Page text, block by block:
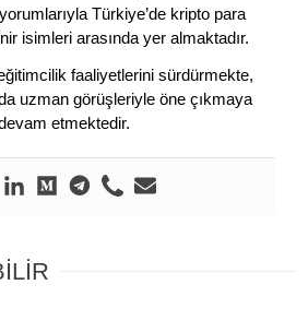
Türkiye’de kripto para
isimleri arasında yer almaktadır.
faaliyetlerini sürdürmekte,
uzman görüşleriyle öne çıkmaya
etmektedir.